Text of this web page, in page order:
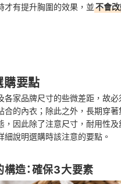
才有提升胸圍的效果，並不會
購要點
各家品牌尺寸的些微差距，故必
合的內衣；除此之外，長期穿
，因此除了注意尺寸，耐用性
細說明選購時該注意的要點。
造：確保3大要素